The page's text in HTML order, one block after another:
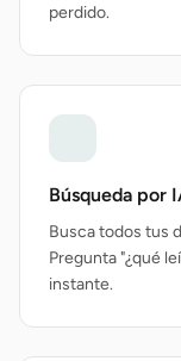
perdido.
Búsqueda por
Busca todos tus
Pregunta "¿qué
instante.